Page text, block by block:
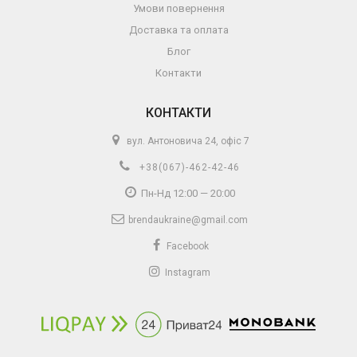
Умови повернення
Доставка та оплата
Блог
Контакти
КОНТАКТИ
вул. Антоновича 24, офіс 7
+38(067)-462-42-46
Пн-Нд 12:00 — 20:00
brendaukraine@gmail.com
Facebook
Instagram